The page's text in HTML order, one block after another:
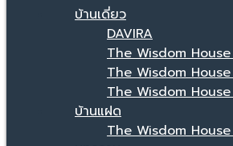
บ้านเดี่ยว
DAVIRA
The Wisdom
The Wisdom House
The Wisdom
บ้านแฝด
The Wisdom